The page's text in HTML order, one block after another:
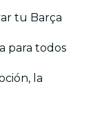
tu Barça
para todos
la